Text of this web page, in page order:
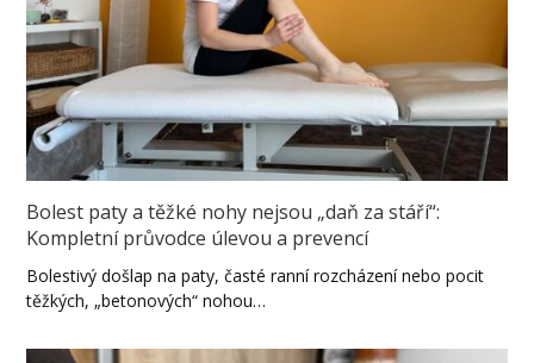
Bolest paty a těžké nohy nejsou „daň za stáří“:
Kompletní průvodce úlevou a prevencí
Bolestivý došlap na paty, časté ranní rozcházení nebo pocit
těžkých, „betonových“ nohou…